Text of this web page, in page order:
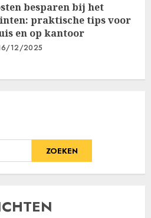
besparen bij het
praktische tips voor
en op kantoor
12/2025
ZOEKEN